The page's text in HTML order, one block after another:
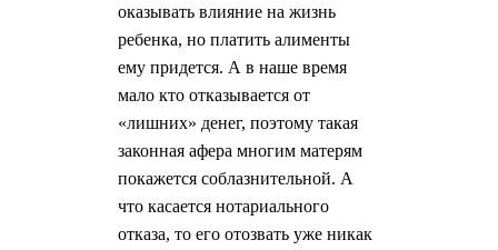
оказывать влияние на жизнь
ребенка, но платить алименты
ему придется. А в наше время
мало кто отказывается от
«лишних» денег, поэтому такая
законная афера многим матерям
покажется соблазнительной. А
что касается нотариального
отказа, то его отозвать уже никак